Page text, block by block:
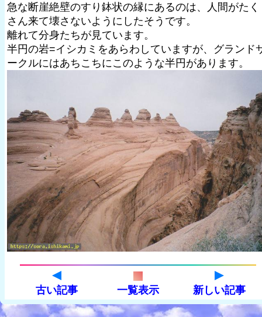
急な断崖絶壁のすり鉢状の縁にあるのは、人間がたく
さん来て壊さないようにしたそうです。
離れて分身たちが見ています。
半円の岩=イシカミをあらわしていますが、グランド
ークルにはあちこちにこのような半円があります。
古い記事 一覧表示 新しい記事